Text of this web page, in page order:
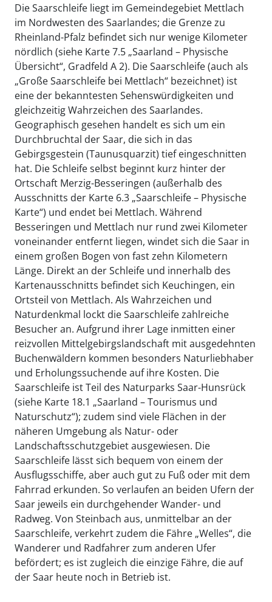
Die Saarschleife liegt im Gemeindegebiet Mettlach
im Nordwesten des Saarlandes; die Grenze zu
Rheinland-Pfalz befindet sich nur wenige Kilometer
nördlich (siehe Karte 7.5 „Saarland – Physische
Übersicht“, Gradfeld A 2). Die Saarschleife (auch als
„Große Saarschleife bei Mettlach“ bezeichnet) ist
eine der bekanntesten Sehenswürdigkeiten und
gleichzeitig Wahrzeichen des Saarlandes.
Geographisch gesehen handelt es sich um ein
Durchbruchtal der Saar, die sich in das
Gebirgsgestein (Taunusquarzit) tief eingeschnitten
hat. Die Schleife selbst beginnt kurz hinter der
Ortschaft Merzig-Besseringen (außerhalb des
Ausschnitts der Karte 6.3 „Saarschleife – Physische
Karte“) und endet bei Mettlach. Während
Besseringen und Mettlach nur rund zwei Kilometer
voneinander entfernt liegen, windet sich die Saar in
einem großen Bogen von fast zehn Kilometern
Länge. Direkt an der Schleife und innerhalb des
Kartenausschnitts befindet sich Keuchingen, ein
Ortsteil von Mettlach. Als Wahrzeichen und
Naturdenkmal lockt die Saarschleife zahlreiche
Besucher an. Aufgrund ihrer Lage inmitten einer
reizvollen Mittelgebirgslandschaft mit ausgedehnten
Buchenwäldern kommen besonders Naturliebhaber
und Erholungssuchende auf ihre Kosten. Die
Saarschleife ist Teil des Naturparks Saar-Hunsrück
(siehe Karte 18.1 „Saarland – Tourismus und
Naturschutz“); zudem sind viele Flächen in der
näheren Umgebung als Natur- oder
Landschaftsschutzgebiet ausgewiesen. Die
Saarschleife lässt sich bequem von einem der
Ausflugsschiffe, aber auch gut zu Fuß oder mit dem
Fahrrad erkunden. So verlaufen an beiden Ufern der
Saar jeweils ein durchgehender Wander- und
Radweg. Von Steinbach aus, unmittelbar an der
Saarschleife, verkehrt zudem die Fähre „Welles“, die
Wanderer und Radfahrer zum anderen Ufer
befördert; es ist zugleich die einzige Fähre, die auf
der Saar heute noch in Betrieb ist.